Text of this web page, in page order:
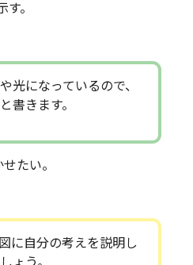
。
光になっているので、
書きます。
たい。
に自分の考えを説明し